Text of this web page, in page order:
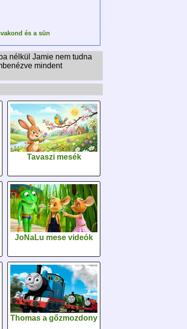
és a sün
nélkül Jamie nem tudna
mindent
Tavaszi mesék
JoNaLu mese videók
Thomas a gőzmozdony